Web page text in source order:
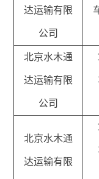
达运输有限
公司
北京水木通
达运输有限
公司
北京水木通
达运输有限